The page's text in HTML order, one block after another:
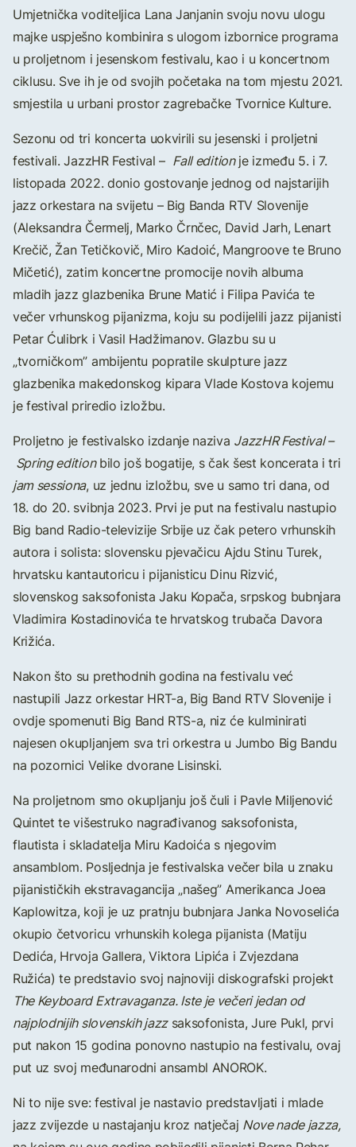
Umjetnička voditeljica Lana Janjanin svoju novu ulogu
majke uspješno kombinira s ulogom izbornice programa
u proljetnom i jesenskom festivalu, kao i u koncertnom
ciklusu. Sve ih je od svojih početaka na tom mjestu 2021.
smjestila u urbani prostor zagrebačke Tvornice Kulture.
Sezonu od tri koncerta uokvirili su jesenski i proljetni
festivali. JazzHR Festival – Fall editionje između 5. i 7.
listopada 2022. donio gostovanje jednog od najstarijih
jazz orkestara na svijetu – Big Banda RTV Slovenije
(Aleksandra Čermelj, Marko Črnčec, David Jarh, Lenart
Krečič, Žan Tetičkovič, Miro Kadoić, Mangroove te Bruno
Mičetić), zatim koncertne promocije novih albuma
mladih jazz glazbenika Brune Matić i Filipa Pavića te
večer vrhunskog pijanizma, koju su podijelili jazz pijanisti
Petar Ćulibrk i Vasil Hadžimanov. Glazbu su u
„tvorničkom” ambijentu popratile skulpture jazz
glazbenika makedonskog kipara Vlade Kostova kojemu
je festival priredio izložbu.
Proljetno je festivalsko izdanje naziva JazzHR Festival –
Spring editionbilo još bogatije, s čak šest koncerata i tri
jam sessiona, uz jednu izložbu, sve u samo tri dana, od
18. do 20. svibnja 2023. Prvi je put na festivalu nastupio
Big band Radio-televizije Srbije uz čak petero vrhunskih
autora i solista: slovensku pjevačicu Ajdu Stinu Turek,
hrvatsku kantautoricu i pijanisticu Dinu Rizvić,
slovenskog saksofonista Jaku Kopača, srpskog bubnjara
Vladimira Kostadinovića te hrvatskog trubača Davora
Križića.
Nakon što su prethodnih godina na festivalu već
nastupili Jazz orkestar HRT-a, Big Band RTV Slovenije i
ovdje spomenuti Big Band RTS-a, niz će kulminirati
najesen okupljanjem sva tri orkestra u Jumbo Big Bandu
na pozornici Velike dvorane Lisinski.
Na proljetnom smo okupljanju još čuli i Pavle Miljenović
Quintet te višestruko nagrađivanog saksofonista,
flautista i skladatelja Miru Kadoića s njegovim
ansamblom. Posljednja je festivalska večer bila u znaku
pijanističkih ekstravagancija „našeg” Amerikanca Joea
Kaplowitza, koji je uz pratnju bubnjara Janka Novoselića
okupio četvoricu vrhunskih kolega pijanista (Matiju
Dedića, Hrvoja Gallera, Viktora Lipića i Zvjezdana
Ružića) te predstavio svoj najnoviji diskografski projekt
The Keyboard Extravaganza.Iste je večeri jedan od
najplodnijih slovenskih jazzsaksofonista, Jure Pukl, prvi
put nakon 15 godina ponovno nastupio na festivalu, ovaj
put uz svoj međunarodni ansambl ANOROK.
Ni to nije sve: festival je nastavio predstavljati i mlade
jazz zvijezde u nastajanju kroz natječaj Nove nade jazza,